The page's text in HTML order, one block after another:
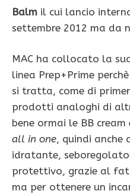
Balm il cui lancio
settembre 2012 ma da
MAC ha collocato la
linea Prep+Prime
si tratta, come di
prodotti analoghi di
bene ormai le BB
all in one, quindi
idratante,
protettivo, grazie al
ma per ottenere un